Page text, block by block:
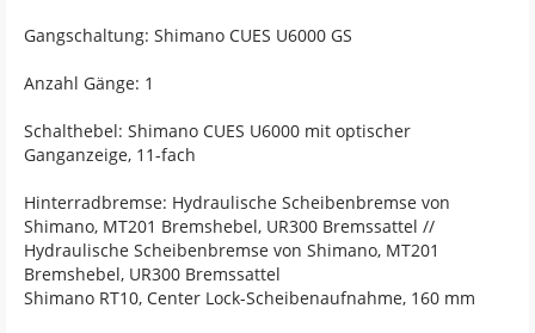
Gangschaltung: Shimano CUES U6000 GS
Anzahl Gänge: 1
Schalthebel: Shimano CUES U6000 mit optischer
Ganganzeige, 11-fach
Hinterradbremse: Hydraulische Scheibenbremse von
Shimano, MT201 Bremshebel, UR300 Bremssattel //
Hydraulische Scheibenbremse von Shimano, MT201
Bremshebel, UR300 Bremssattel
Shimano RT10, Center Lock-Scheibenaufnahme, 160 mm